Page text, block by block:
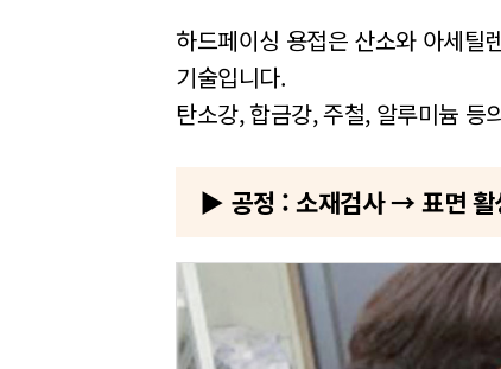
하드페이싱 용접은 산소와 아세틸
기술입니다.
탄소강, 합금강, 주철, 알루미늄 등
▶ 공정 : 소재검사 → 표면